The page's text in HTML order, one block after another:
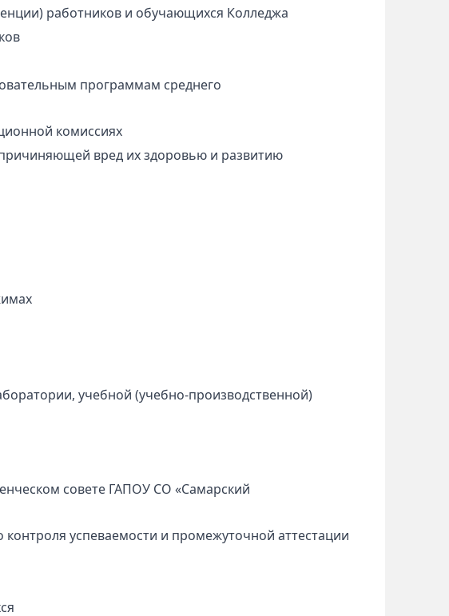
работников и обучающихся Колледжа
программам среднего
комиссиях
вред их здоровью и развитию
учебной (учебно-производственной)
совете ГАПОУ СО «Самарский
успеваемости и промежуточной аттестации